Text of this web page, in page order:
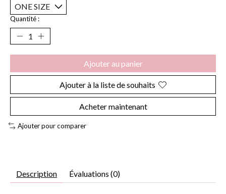
Quantité :
Ajouter au panier
Ajouter à la liste de souhaits
Acheter maintenant
Ajouter pour comparer
Description Évaluations (0)